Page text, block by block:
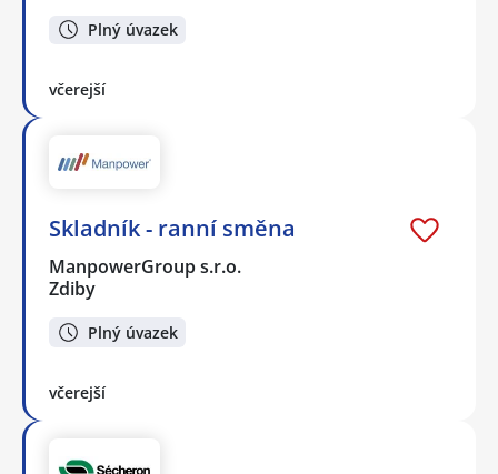
Plný úvazek
včerejší
Skladník - ranní směna
ManpowerGroup s.r.o.
Zdiby
Plný úvazek
včerejší